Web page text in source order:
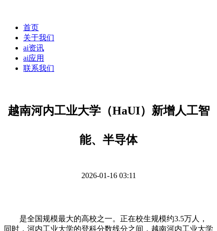
首页
关于我们
ai资讯
ai应用
联系我们
越南河内工业大学（HaUI）新增人工智
能、半导体
2026-01-16 03:11
是全国规模最大的高校之一。正在校生规模约3.5万人，
同时，河内工业大学的登科分数线分之间，越南河内工业大学